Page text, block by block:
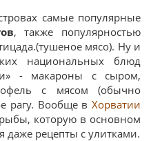
самые популярные
, также популярностью
мясо). Ну и
национальных блюд
- макароны с сыром,
с мясом (обычно
рагу. Вообще в Хорватии
которую в основном
даже рецепты с улитками.